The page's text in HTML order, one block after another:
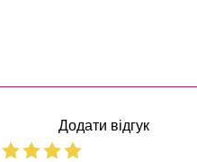
Додати відгук